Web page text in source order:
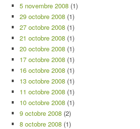
5 novembre 2008 (1)
29 octobre 2008 (1)
27 octobre 2008 (1)
21 octobre 2008 (1)
20 octobre 2008 (1)
17 octobre 2008 (1)
16 octobre 2008 (1)
13 octobre 2008 (1)
11 octobre 2008 (1)
10 octobre 2008 (1)
9 octobre 2008 (2)
8 octobre 2008 (1)